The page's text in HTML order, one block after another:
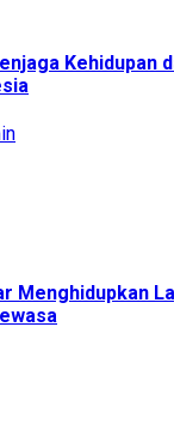
Kehidupan
Menghidupkan